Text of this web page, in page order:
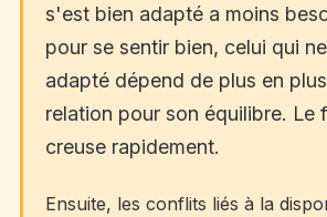
s'est bien adapté a moins
pour se sentir bien, celui qui
adapté dépend de plus en
relation pour son équilibre. Le
creuse rapidement.
Ensuite, les conflits liés à la